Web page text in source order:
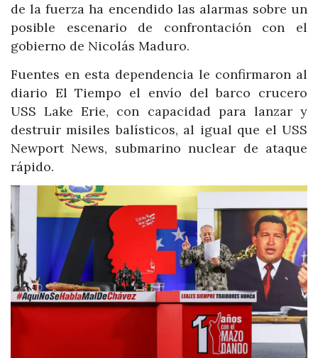
de la fuerza ha encendido las alarmas sobre un
posible escenario de confrontación con el
gobierno de Nicolás Maduro.
Fuentes en esta dependencia le confirmaron al
diario El Tiempo el envío del barco crucero
USS Lake Erie, con capacidad para lanzar y
destruir misiles balísticos, al igual que el USS
Newport News, submarino nuclear de ataque
rápido.